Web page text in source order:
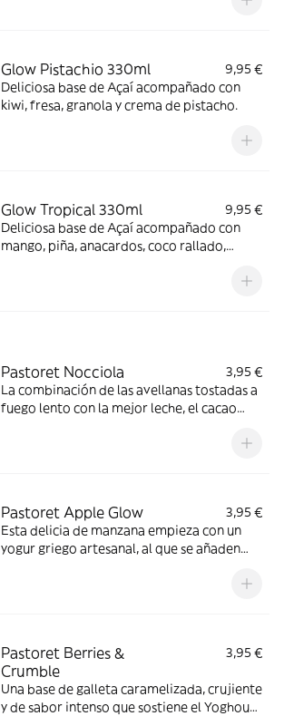
Glow Pistachio 330ml
9,95 €
Deliciosa base de Açaí acompañado con
kiwi, fresa, granola y crema de pistacho.
Glow Tropical 330ml
9,95 €
Deliciosa base de Açaí acompañado con
mango, piña, anacardos, coco rallado,
Pastoret Nocciola
3,95 €
La combinación de las avellanas tostadas a
fuego lento con la mejor leche, el cacao
de caña crean el sabor único de la Crema
Pastoret Apple Glow
3,95 €
Esta delicia de manzana empieza con un
yogur griego artesanal, al que se añaden
Pastoret Berries &
Crumble
3,95 €
Una base de galleta caramelizada, crujiente
y de sabor intenso que sostiene el Yoghourt